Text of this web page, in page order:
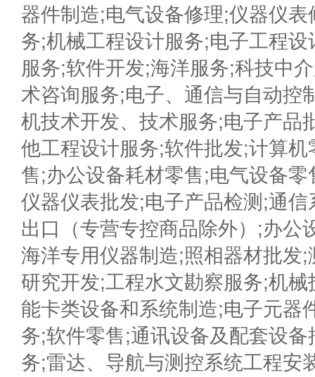
器件制造;电气设备修理;仪器仪
务;机械工程设计服务;电子工程
服务;软件开发;海洋服务;科技中
术咨询服务;电子、通信与自动控
机技术开发、技术服务;电子产品
他工程设计服务;软件批发;计算
售;办公设备耗材零售;电气设备
仪器仪表批发;电子产品检测;通
出口（专营专控商品除外）;办公
海洋专用仪器制造;照相器材批发
研究开发;工程水文勘察服务;机
能卡类设备和系统制造;电子元器
务;软件零售;通讯设备及配套设
务;雷达、导航与测控系统工程安